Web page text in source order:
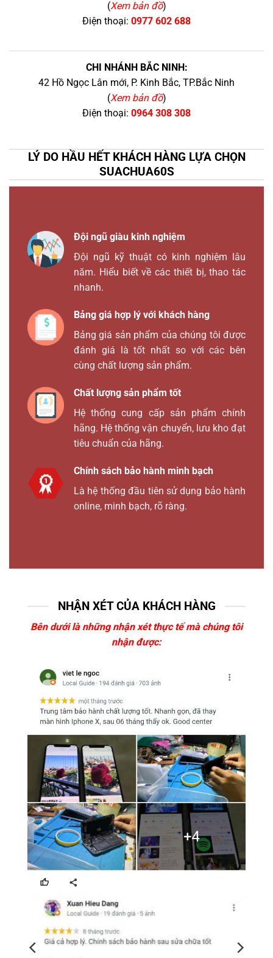
(Xem bản đồ)
Điện thoại: 0977 602 688
CHI NHÁNH BẮC NINH:
42 Hồ Ngọc Lân mới, P. Kinh Bắc, TP.Bắc Ninh
(Xem bản đồ)
Điện thoại: 0964 308 308
LÝ DO HẦU HẾT KHÁCH HÀNG LỰA CHỌN
SUACHUA60S
Đội ngũ giàu kinh nghiệm
Đội ngũ kỹ thuật có kinh nghiệm lâu
năm. Hiểu biết về các thiết bị, thao tác
nhanh.
Bảng giá hợp lý với khách hàng
Bảng giá sản phẩm của chúng tôi được
đánh giá là tốt nhất so với các bên
cùng chất lượng sản phẩm.
Chất lượng sản phẩm tốt
Hệ thống cung cấp sản phẩm chính
hãng. Hệ thống vận chuyển, lưu kho đạt
tiêu chuẩn của hãng.
Chính sách bảo hành minh bạch
Là hệ thống đầu tiên sử dụng bảo hành
online, minh bạch, rõ ràng.
NHẬN XÉT CỦA KHÁCH HÀNG
Bên dưới là những nhận xét thực tế mà chúng tôi
nhận được: